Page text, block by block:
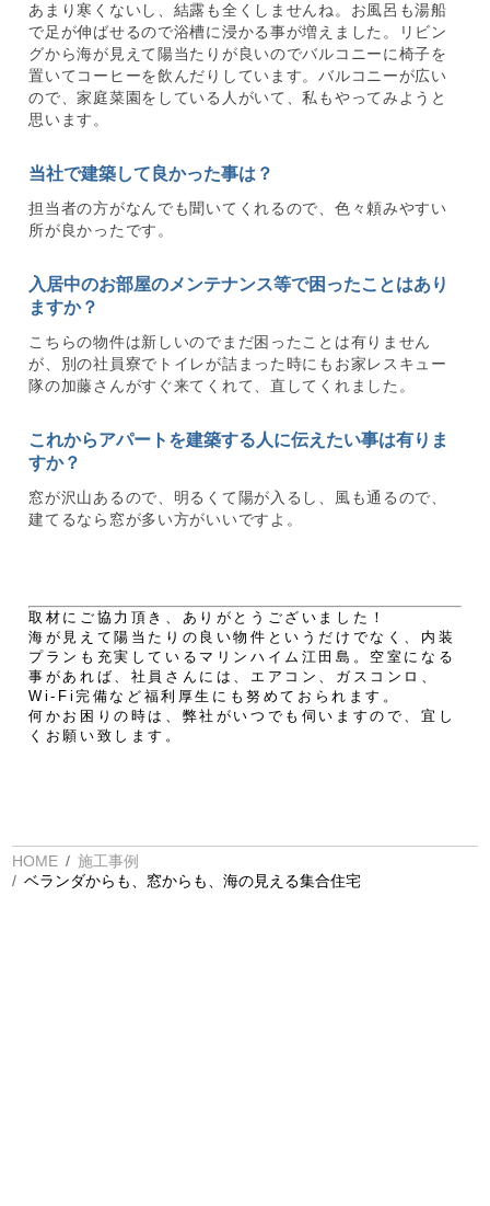
あまり寒くないし、結露も全くしませんね。お風呂も湯船
で足が伸ばせるので浴槽に浸かる事が増えました。リビン
グから海が見えて陽当たりが良いのでバルコニーに椅子を
置いてコーヒーを飲んだりしています。バルコニーが広い
ので、家庭菜園をしている人がいて、私もやってみようと
思います。
当社で建築して良かった事は？
担当者の方がなんでも聞いてくれるので、色々頼みやすい
所が良かったです。
入居中のお部屋のメンテナンス等で困ったことはあり
ますか？
こちらの物件は新しいのでまだ困ったことは有りません
が、別の社員寮でトイレが詰まった時にもお家レスキュー
隊の加藤さんがすぐ来てくれて、直してくれました。
これからアパートを建築する人に伝えたい事は有りま
すか？
窓が沢山あるので、明るくて陽が入るし、風も通るので、
建てるなら窓が多い方がいいですよ。
取材にご協力頂き、ありがとうございました！
海が見えて陽当たりの良い物件というだけでなく、内装
プランも充実しているマリンハイム江田島。空室になる
事があれば、社員さんには、エアコン、ガスコンロ、
Wi-Fi完備など福利厚生にも努めておられます。
何かお困りの時は、弊社がいつでも伺いますので、宜し
くお願い致します。
HOME
施工事例
ベランダからも、窓からも、海の見える集合住宅